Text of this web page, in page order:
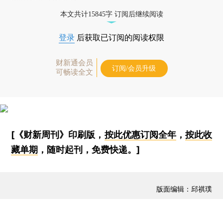
本文共计15845字 订阅后继续阅读
登录 后获取已订阅的阅读权限
财新通会员
可畅读全文
订阅/会员升级
[《财新周刊》印刷版， 按此优惠订阅全年， 按此收
藏单期 ，随时起刊，免费快递。]
版面编辑：邱祺璞